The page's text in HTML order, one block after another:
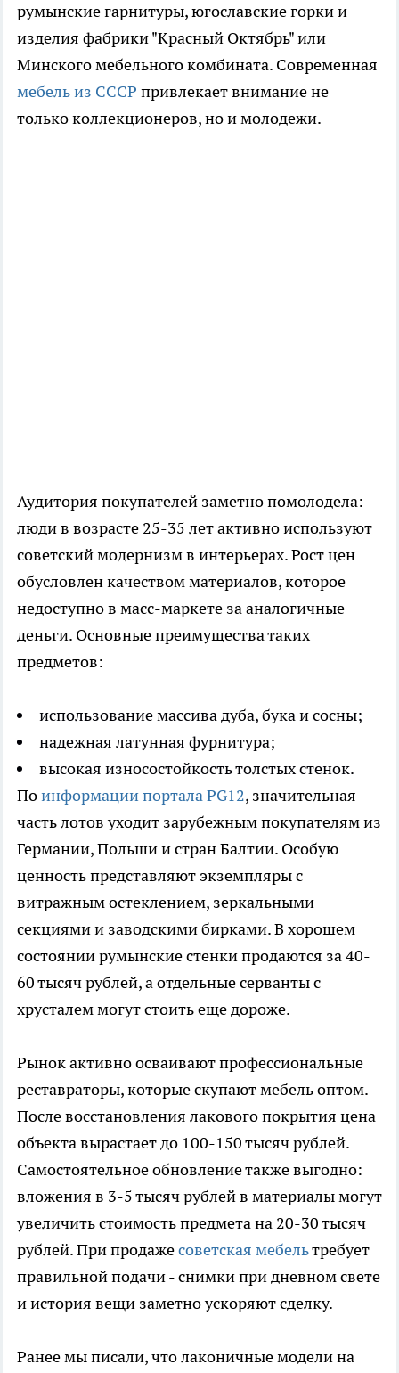
румынские гарнитуры, югославские горки и
изделия фабрики "Красный Октябрь" или
Минского мебельного комбината. Современная
мебель из СССР привлекает внимание не
только коллекционеров, но и молодежи.
Аудитория покупателей заметно помолодела:
люди в возрасте 25-35 лет активно используют
советский модернизм в интерьерах. Рост цен
обусловлен качеством материалов, которое
недоступно в масс-маркете за аналогичные
деньги. Основные преимущества таких
предметов:
использование массива дуба, бука и сосны;
надежная латунная фурнитура;
высокая износостойкость толстых стенок.
Поинформации портала PG12, значительная
часть лотов уходит зарубежным покупателям из
Германии, Польши и стран Балтии. Особую
ценность представляют экземпляры с
витражным остеклением, зеркальными
секциями и заводскими бирками. В хорошем
состоянии румынские стенки продаются за 40-
60 тысяч рублей, а отдельные серванты с
хрусталем могут стоить еще дороже.
Рынок активно осваивают профессиональные
реставраторы, которые скупают мебель оптом.
После восстановления лакового покрытия цена
объекта вырастает до 100-150 тысяч рублей.
Самостоятельное обновление также выгодно:
вложения в 3-5 тысяч рублей в материалы могут
увеличить стоимость предмета на 20-30 тысяч
рублей. При продажесоветская мебельтребует
правильной подачи - снимки при дневном свете
и история вещи заметно ускоряют сделку.
Ранее мы писали, что лаконичные модели на